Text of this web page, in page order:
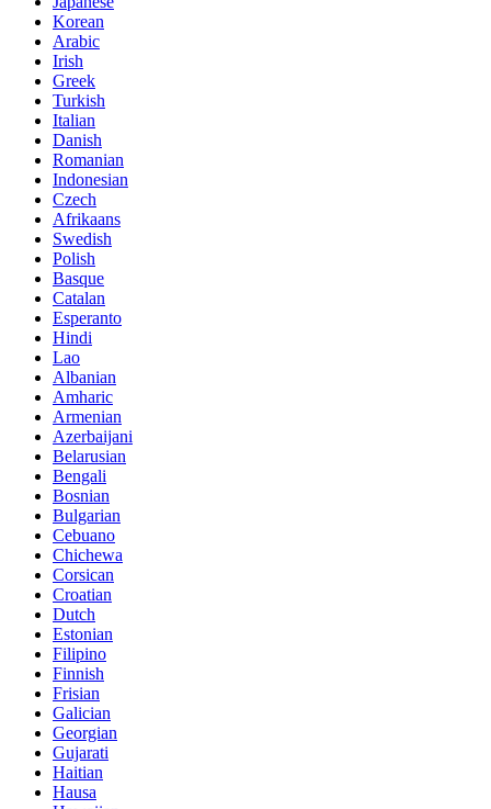
Korean
Arabic
Irish
Greek
Turkish
Italian
Danish
Romanian
Indonesian
Czech
Afrikaans
Swedish
Polish
Basque
Catalan
Esperanto
Hindi
Lao
Albanian
Amharic
Armenian
Azerbaijani
Belarusian
Bengali
Bosnian
Bulgarian
Cebuano
Chichewa
Corsican
Croatian
Dutch
Estonian
Filipino
Finnish
Frisian
Galician
Georgian
Gujarati
Haitian
Hausa